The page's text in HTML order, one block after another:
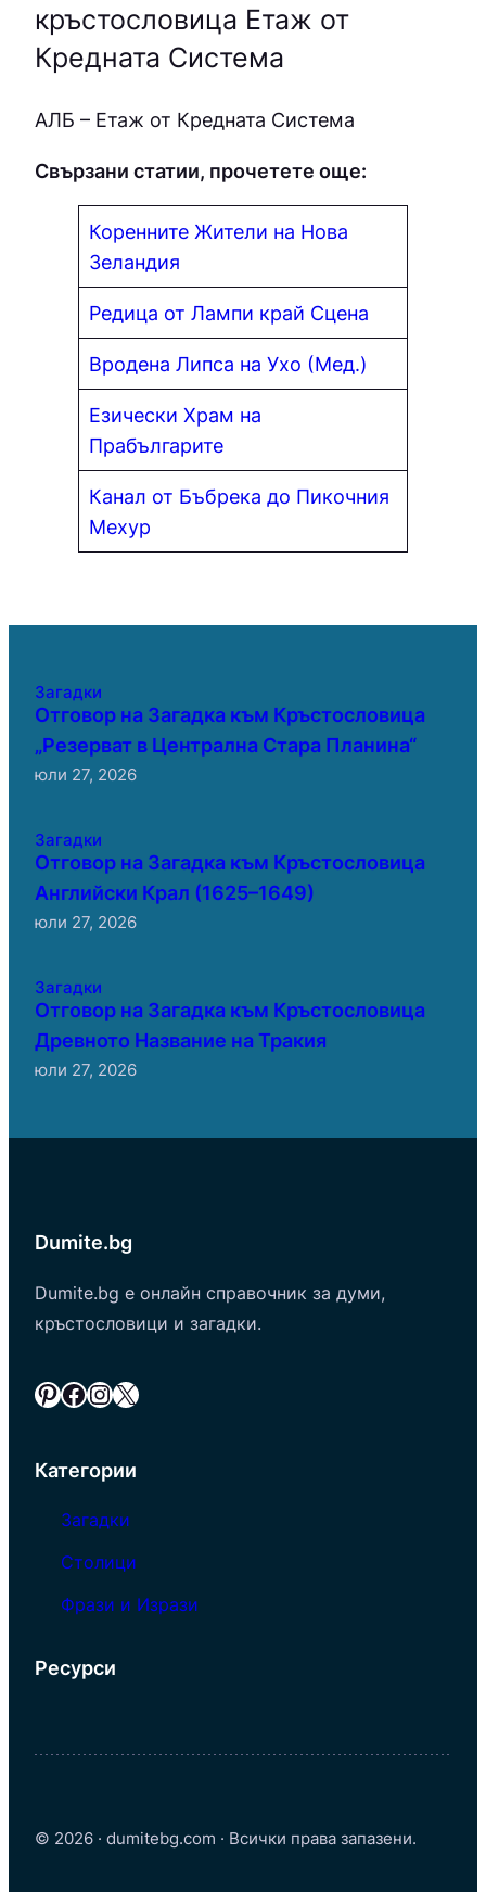
кръстословица Етаж от
Кредната Система
АЛБ – Етаж от Кредната Система
Свързани статии, прочетете още:
Коренните Жители на Нова
Зеландия
Редица от Лампи край Сцена
Вродена Липса на Ухо (Мед.)
Езически Храм на
Прабългарите
Канал от Бъбрека до Пикочния
Мехур
Загадки
Отговор на Загадка към Кръстословица
„Резерват в Централна Стара Планина“
юли 27, 2026
Загадки
Отговор на Загадка към Кръстословица
Английски Крал (1625–1649)
юли 27, 2026
Загадки
Отговор на Загадка към Кръстословица
Древното Название на Тракия
юли 27, 2026
Dumite.bg
Dumite.bg е онлайн справочник за думи,
кръстословици и загадки.
Pinterest Facebook InstagramX
Категории
Загадки
Столици
Фрази и Изрази
Ресурси
© 2026 · dumitebg.com · Всички права запазени.